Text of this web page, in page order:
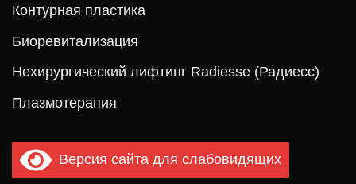
Контурная пластика
Биоревитализация
Нехирургический лифтинг Radiesse (Радиесс)
Плазмотерапия
Версия сайта для слабовидящих